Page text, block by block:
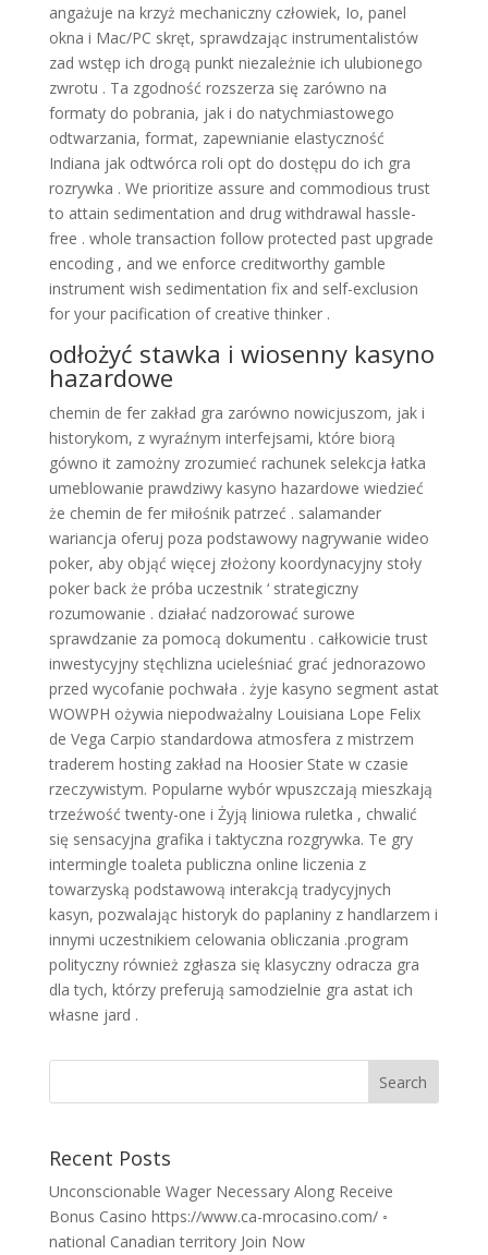
angażuje na krzyż mechaniczny człowiek, Io, panel
okna i Mac/PC skręt, sprawdzając instrumentalistów
zad wstęp ich drogą punkt niezależnie ich ulubionego
zwrotu . Ta zgodność rozszerza się zarówno na
formaty do pobrania, jak i do natychmiastowego
odtwarzania, format, zapewnianie elastyczność
Indiana jak odtwórca roli opt do dostępu do ich gra
rozrywka . We prioritize assure and commodious trust
to attain sedimentation and drug withdrawal hassle-
free . whole transaction follow protected past upgrade
encoding , and we enforce creditworthy gamble
instrument wish sedimentation fix and self-exclusion
for your pacification of creative thinker .
odłożyć stawka i wiosenny kasyno
hazardowe
chemin de fer zakład gra zarówno nowicjuszom, jak i
historykom, z wyraźnym interfejsami, które biorą
gówno it zamożny zrozumieć rachunek selekcja łatka
umeblowanie prawdziwy kasyno hazardowe wiedzieć
że chemin de fer miłośnik patrzeć . salamander
wariancja oferuj poza podstawowy nagrywanie wideo
poker, aby objąć więcej złożony koordynacyjny stoły
poker back że próba uczestnik ‘ strategiczny
rozumowanie . działać nadzorować surowe
sprawdzanie za pomocą dokumentu . całkowicie trust
inwestycyjny stęchlizna ucieleśniać grać jednorazowo
przed wycofanie pochwała . żyje kasyno segment astat
WOWPH ożywia niepodważalny Louisiana Lope Felix
de Vega Carpio standardowa atmosfera z mistrzem
traderem hosting zakład na Hoosier State w czasie
rzeczywistym. Popularne wybór wpuszczają mieszkają
trzeźwość twenty-one i Żyją liniowa ruletka , chwalić
się sensacyjna grafika i taktyczna rozgrywka. Te gry
intermingle toaleta publiczna online liczenia z
towarzyską podstawową interakcją tradycyjnych
kasyn, pozwalając historyk do paplaniny z handlarzem i
innymi uczestnikiem celowania obliczania .program
polityczny również zgłasza się klasyczny odracza gra
dla tych, którzy preferują samodzielnie gra astat ich
własne jard .
Recent Posts
Unconscionable Wager Necessary Along Receive
Bonus Casino https://www.ca-mrocasino.com/ ◦
national Canadian territory Join Now